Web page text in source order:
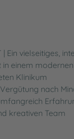
| Ein vielseitiges,
einem modernen
Klinikum
Vergütung nach
kreativen Team